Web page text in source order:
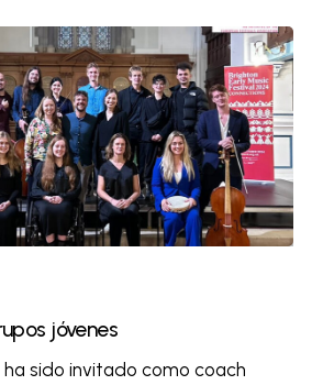
jóvenes
ha sido invitado como coach